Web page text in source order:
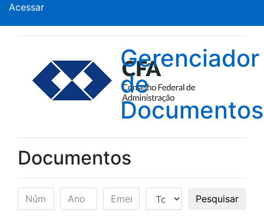
Acessar
Gerenciador
de
Documentos
Documentos
Pesquisar